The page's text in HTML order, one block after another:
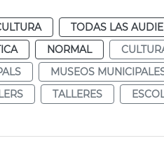
TODAS LAS
NORMAL
MUSEOS
TALLERES